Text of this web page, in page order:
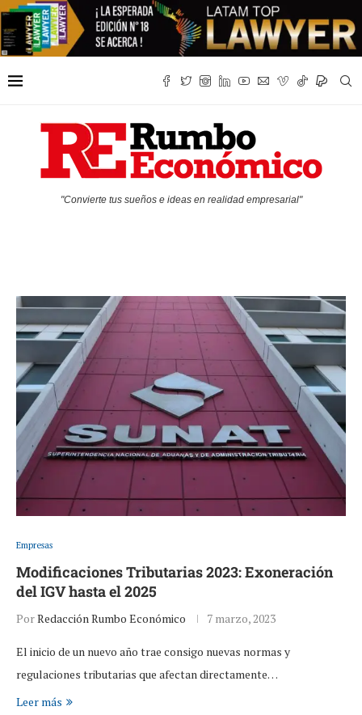
"Convierte tus sueños e ideas en realidad empresarial"
Empresas
Modificaciones Tributarias 2023: Exoneración
del IGV hasta el 2025
PorRedacción Rumbo Económico 7 marzo, 2023
El inicio de un nuevo año trae consigo nuevas normas y
regulaciones tributarias que afectan directamente…
Leer más